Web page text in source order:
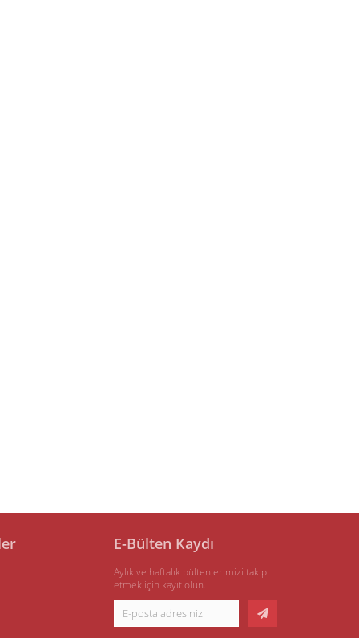
E-Bülten Kaydı
Aylık ve haftalık bültenlerimizi takip
etmek için kayıt olun.